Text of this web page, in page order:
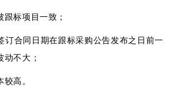
跟标项目一致；
订合同日期在跟标采购公告发布之日前一
不大；
较高。